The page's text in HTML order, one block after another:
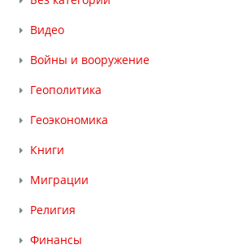
Видео
Войны и вооружение
Геополитика
Геоэкономика
Книги
Миграции
Религия
Финансы